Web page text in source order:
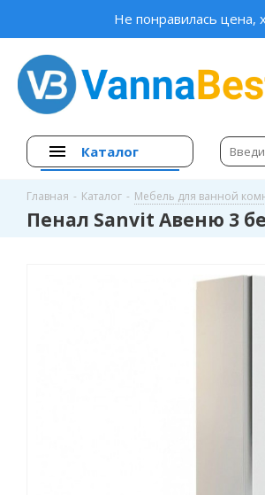
Не понравилась цена,
Каталог
Главная - Каталог - Мебель для ванной
Пенал Sanvit Авеню 3